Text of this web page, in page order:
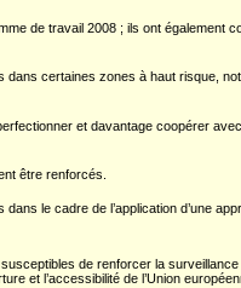
de travail 2008 ; ils ont également
dans certaines zones à haut risque,
et davantage coopérer
être renforcés.
le cadre de l’application d’une
de renforcer la
et l’accessibilité de l’Union